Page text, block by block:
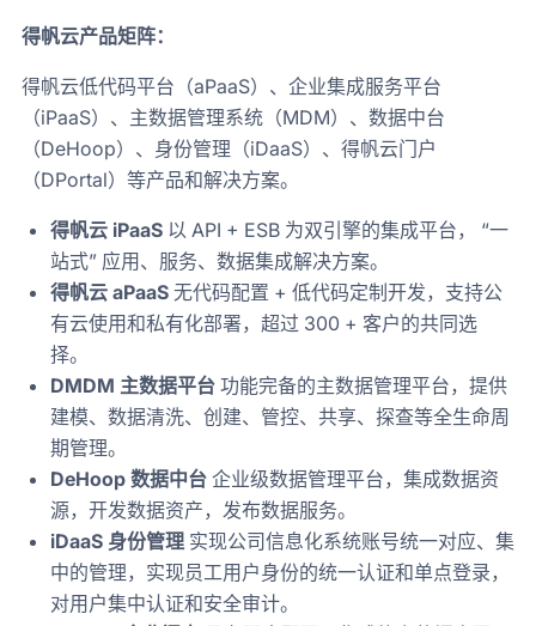
得帆云产品矩阵：
得帆云低代码平台（aPaaS）、企业集成服务平台
（iPaaS）、主数据管理系统（MDM）、数据中台
（DeHoop）、身份管理（iDaaS）、得帆云门户
（DPortal）等产品和解决方案。
得帆云 iPaaS 以 API + ESB 为双引擎的集成平台， “一
站式” 应用、服务、数据集成解决方案。
得帆云 aPaaS 无代码配置 + 低代码定制开发，支持公
有云使用和私有化部署，超过 300 + 客户的共同选
择。
DMDM 主数据平台 功能完备的主数据管理平台，提供
建模、数据清洗、创建、管控、共享、探查等全生命周
期管理。
DeHoop 数据中台 企业级数据管理平台，集成数据资
源，开发数据资产，发布数据服务。
iDaaS 身份管理 实现公司信息化系统账号统一对应、集
中的管理，实现员工用户身份的统一认证和单点登录，
对用户集中认证和安全审计。